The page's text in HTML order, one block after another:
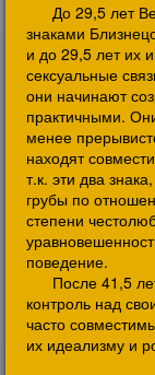
До 29,5 лет
знаками
и до 29,5 лет их
сексуальные
они начинают
практичными.
менее
находят
т.к. эти два
грубы по
степени
поведение.
После 41,5
контроль над
часто
их идеализму и